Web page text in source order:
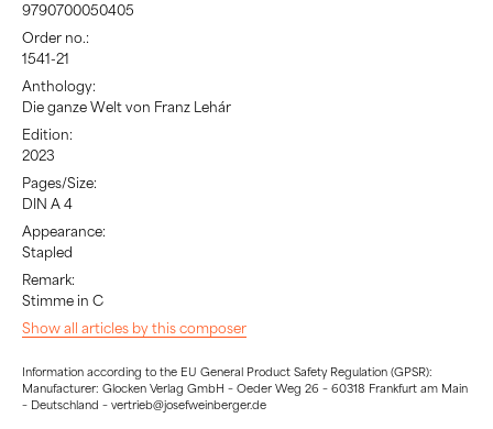
9790700050405
Order no.:
1541-21
Anthology:
Die ganze Welt von Franz Lehár
Edition:
2023
Pages/Size:
DIN A 4
Appearance:
Stapled
Remark:
Stimme in C
Show all articles by this composer
Information according to the EU General Product Safety Regulation (GPSR):
Manufacturer: Glocken Verlag GmbH – Oeder Weg 26 – 60318 Frankfurt am Main
– Deutschland – vertrieb@josefweinberger.de